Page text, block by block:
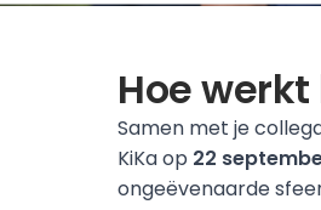
Hoe werkt
Samen met je
KiKa op 22
ongeëvenaarde